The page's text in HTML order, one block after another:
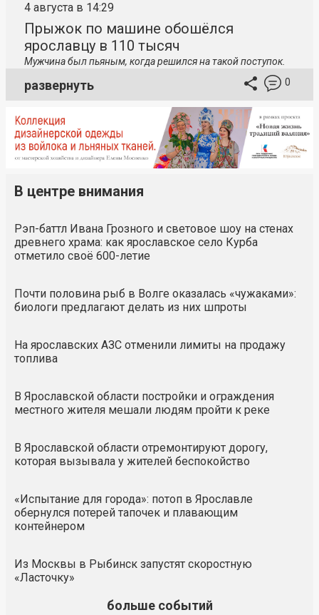
4 августа в 14:29
Прыжок по машине обошёлся
ярославцу в 110 тысяч
Мужчина был пьяным, когда решился на такой поступок.
развернуть 0
В центре внимания
Рэп-баттл Ивана Грозного и световое шоу на стенах
древнего храма: как ярославское село Курба
отметило своё 600-летие
Почти половина рыб в Волге оказалась «чужаками»:
биологи предлагают делать из них шпроты
На ярославских АЗС отменили лимиты на продажу
топлива
В Ярославской области постройки и ограждения
местного жителя мешали людям пройти к реке
В Ярославской области отремонтируют дорогу,
которая вызывала у жителей беспокойство
«Испытание для города»: потоп в Ярославле
обернулся потерей тапочек и плавающим
контейнером
Из Москвы в Рыбинск запустят скоростную
«Ласточку»
больше событий